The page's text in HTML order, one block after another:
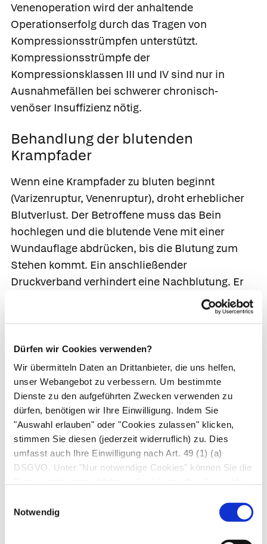
Dürfen wir Cookies verwenden?
Wir übermitteln Daten an Drittanbieter, die uns helfen,
unser Webangebot zu verbessern. Um bestimmte
Dienste zu den aufgeführten Zwecken verwenden zu
dürfen, benötigen wir Ihre Einwilligung. Indem Sie
"Auswahl erlauben" oder "Cookies zulassen" klicken,
stimmen Sie diesen (jederzeit widerruflich) zu. Dies
umfasst auch Ihre Einwilligung nach Art. 49 (1) (a)
DSGVO. Unter "Nur notwendige Cookies" können Sie die
Notwendig
Venenoperation wird der anhaltende
Operationserfolg durch das Tragen von
Kompressionsstrümpfen unterstützt.
Kompressionsstrümpfe der
Kompressionsklassen III und IV sind nur in
Ausnahmefällen bei schwerer chronisch-
venöser Insuffizienz nötig.
Behandlung der blutenden
Krampfader
Wenn eine Krampfader zu bluten beginnt
(Varizenruptur, Venenruptur), droht erheblicher
Blutverlust. Der Betroffene muss das Bein
hochlegen und die blutende Vene mit einer
Wundauflage abdrücken, bis die Blutung zum
Stehen kommt. Ein anschließender
Druckverband verhindert eine Nachblutung. Er
muss bis zum Verheilen der Wunde regelmäßig
erneuert werden. Wenn Krampfadern bluten, ist
Operation oder Verödung der Vene zweckmäßig
ist.
Operative Behandlung
Operative Maßnahmen können Krampfadern
beseitigen oder dauerhaft verschließen. Kleine
Krampfadern behandelt die Ärzt*in durch
Lasertherapie oderVerödung(Sklerosierung).
Hierbei wird durch Hitze oder in die Vene
gespritztes Venenverödungsmittel die
Gefäßinnenwand zerstört und so eine künstliche
Entzündung provoziert. Die Vene verschließt sich